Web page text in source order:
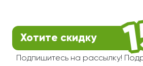
Хотите скидку
Подпишитесь на рассылку!